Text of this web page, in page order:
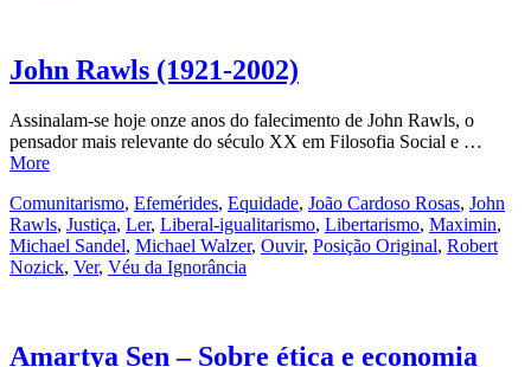
John Rawls (1921-2002)
Assinalam-se hoje onze anos do falecimento de John Rawls, o
pensador mais relevante do século XX em Filosofia Social e …
More
Comunitarismo, Efemérides, Equidade, João Cardoso Rosas, John
Rawls, Justiça, Ler, Liberal-igualitarismo, Libertarismo, Maximin,
Michael Sandel, Michael Walzer, Ouvir, Posição Original, Robert
Nozick, Ver, Véu da Ignorância
Amartya Sen – Sobre ética e economia